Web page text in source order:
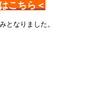
こちら＜
となりました。